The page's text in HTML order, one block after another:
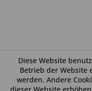
Diese Website
Betrieb der Website
werden. Andere